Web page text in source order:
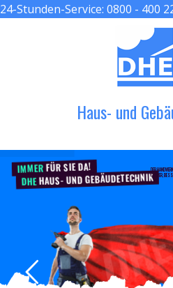
24-Stunden-Service: 0800 - 400
Haus- und
IMMERFÜR SIE DA!
DHEHAUS- UND GEBÄUDETECHNIK
DER
GRÖßER,